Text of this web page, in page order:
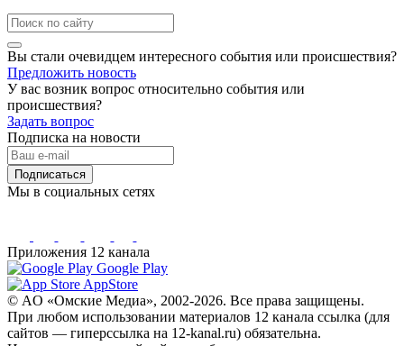
Вы стали очевидцем интересного события или происшествия?
Предложить новость
У вас возник вопрос относительно события или
происшествия?
Задать вопрос
Подписка на новости
Подписаться
Мы в социальных сетях
Приложения 12 канала
Google Play
AppStore
© AO «Омские Медиа», 2002-2026. Все права защищены.
При любом использовании материалов 12 канала ссылка (для
сайтов — гиперссылка на 12-kanal.ru) обязательна.